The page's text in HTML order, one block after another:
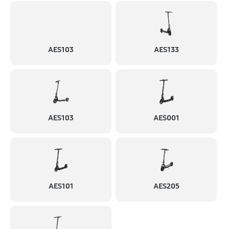
AES103 AES133
AES103 AES001
AES101 AES205